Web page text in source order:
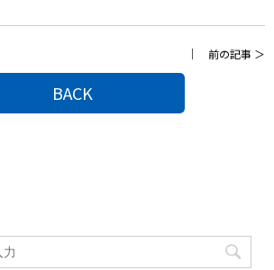
｜ 前の記事 ＞
BACK